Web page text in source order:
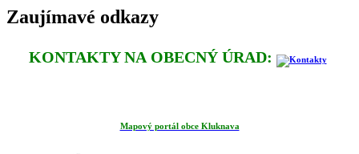
Zaujímavé odkazy
KONTAKTY NA OBECNÝ ÚRAD:
Mapový portál obce Kluknava